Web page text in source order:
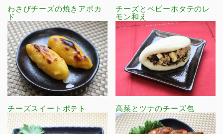
わさびチーズの焼きアボカ
ド
チーズとベビーホタテのレ
モン和え
チーズスイートポテト 高菜とツナのチーズ包